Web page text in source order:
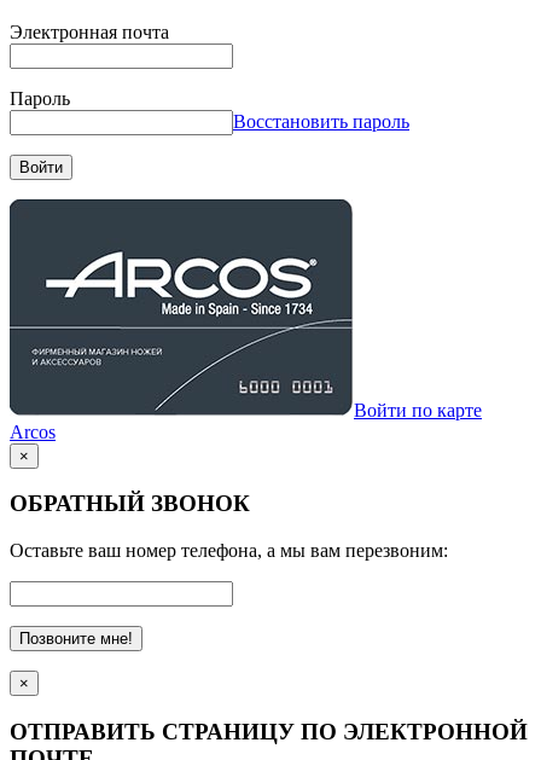
Электронная почта
Пароль
Восстановить пароль
Войти
Войти по карте
Arcos
×
ОБРАТНЫЙ ЗВОНОК
Оставьте ваш номер телефона, а мы вам перезвоним:
Позвоните мне!
×
ОТПРАВИТЬ СТРАНИЦУ ПО ЭЛЕКТРОННОЙ